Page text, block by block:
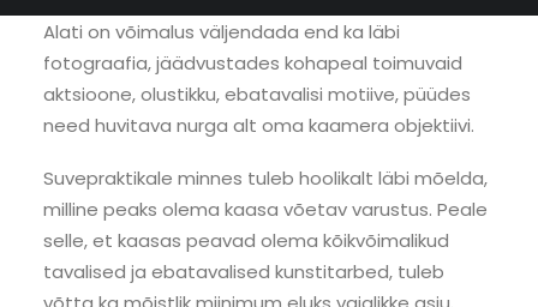
Alati on võimalus väljendada end ka läbi
fotograafia, jäädvustades kohapeal toimuvaid
aktsioone, olustikku, ebatavalisi motiive, püüdes
need huvitava nurga alt oma kaamera objektiivi.
Suvepraktikale minnes tuleb hoolikalt läbi mõelda,
milline peaks olema kaasa võetav varustus. Peale
selle, et kaasas peavad olema kõikvõimalikud
tavalised ja ebatavalised kunstitarbed, tuleb